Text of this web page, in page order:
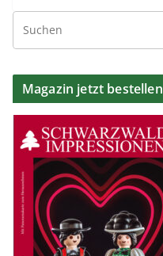
Magazin jetzt bestellen